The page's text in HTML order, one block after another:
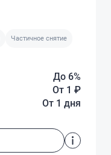
Частичное снятие
До 6%
От 1 ₽
От 1 дня